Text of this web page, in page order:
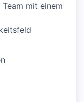
mit einem